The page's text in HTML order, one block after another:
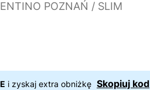
POZNAŃ / SLIM
i zyskaj extra obniżkę Skopiuj kod